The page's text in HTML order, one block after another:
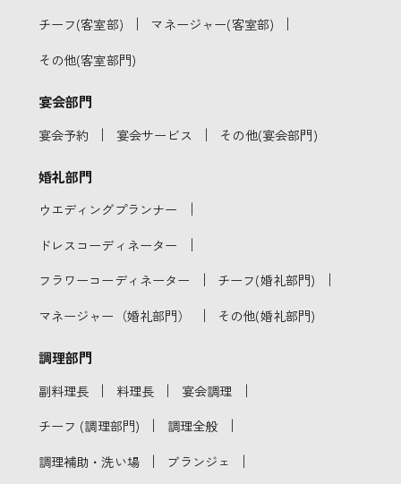
チーフ(客室部) ｜ マネージャー(客室部) ｜
その他(客室部門)
宴会部門
宴会予約 ｜ 宴会サービス ｜ その他(宴会部門)
婚礼部門
ウエディングプランナー ｜
ドレスコーディネーター ｜
フラワーコーディネーター ｜ チーフ(婚礼部門) ｜
マネージャー（婚礼部門） ｜ その他(婚礼部門)
調理部門
副料理長 ｜ 料理長 ｜ 宴会調理 ｜
チーフ (調理部門) ｜ 調理全般 ｜
調理補助・洗い場 ｜ ブランジェ ｜